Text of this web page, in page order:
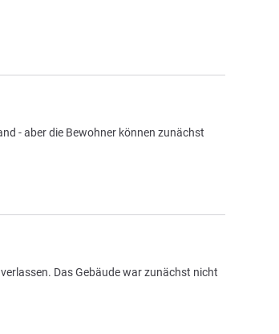
- aber die Bewohner können zunächst
Das Gebäude war zunächst nicht